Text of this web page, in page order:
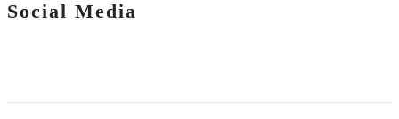
Social Media